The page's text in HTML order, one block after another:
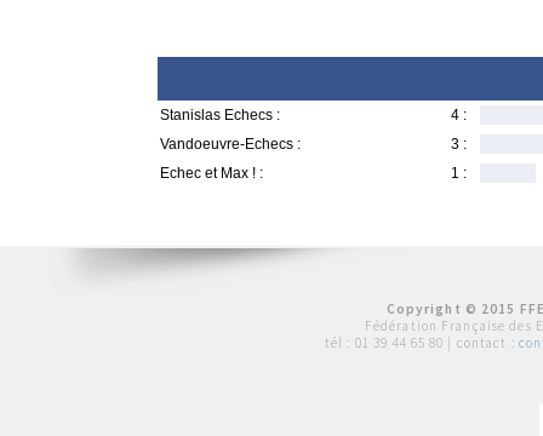
Stanislas Echecs :
4 :
Vandoeuvre-Echecs :
3 :
Echec et Max ! :
1 :
Copyright © 2015
Fédération Française des
tél : 01 39 44 65 80 | contact :